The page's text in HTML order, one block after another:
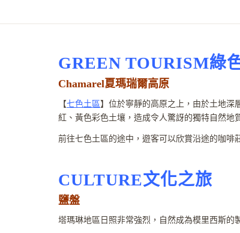
GREEN TOURISM綠
Chamarel夏瑪瑞爾高原
【七色土區】位於寧靜的高原之上，由於土地深
紅、黃色彩色土壤，造成令人驚訝的獨特自然地
前往七色土區的途中，遊客可以欣賞沿途的咖啡
CULTURE文化之旅
鹽盤
塔瑪琳地區日照非常強烈，自然成為模里西斯的